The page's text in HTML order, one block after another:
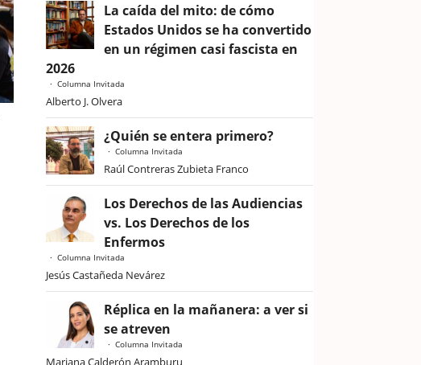
La caída del mito: de cómo
Estados Unidos se ha convertido
en un régimen casi fascista en
2026
Columna Invitada
Alberto J. Olvera
¿Quién se entera primero?
Columna Invitada
Raúl Contreras Zubieta Franco
Los Derechos de las Audiencias
vs. Los Derechos de los
Enfermos
Columna Invitada
Jesús Castañeda Nevárez
Réplica en la mañanera: a ver si
se atreven
Columna Invitada
Mariana Calderón Aramburu